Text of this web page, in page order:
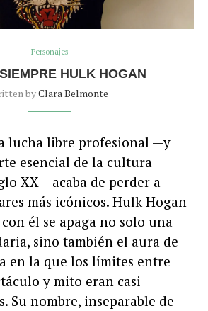
Personajes
HULK HOGAN
byClara Belmonte
lucha libre profesional —y
esencial de la cultura
XX— acaba de perder a
más icónicos. Hulk Hogan
él se apaga no solo una
sino también el aura de
en la que los límites entre
y mito eran casi
Su nombre, inseparable de